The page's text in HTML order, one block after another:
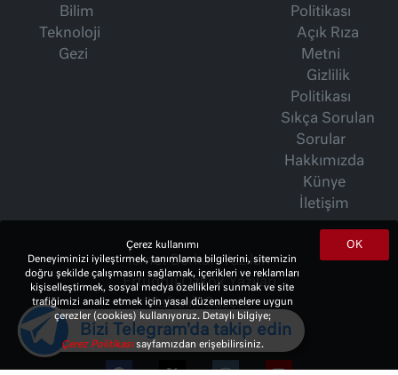
Bilim
Teknoloji
Gezi
Politikası
Açık Rıza
Metni
Gizlilik
Politikası
Sıkça Sorulan
Sorular
Hakkımızda
Künye
İletişim
İsmet Berkan Yazıları
Ertuğrul Özkök Yazıları
Haftalık Gazete
OK
Çerez kullanımı
Deneyiminizi iyileştirmek, tanımlama bilgilerini, sitemizin
doğru şekilde çalışmasını sağlamak, içerikleri ve reklamları
kişiselleştirmek, sosyal medya özellikleri sunmak ve site
trafiğimizi analiz etmek için yasal düzenlemelere uygun
çerezler (cookies) kullanıyoruz. Detaylı bilgiye;
Çerez Politikasısayfamızdan erişebilirsiniz.
Bizi Telegram'da takip edin